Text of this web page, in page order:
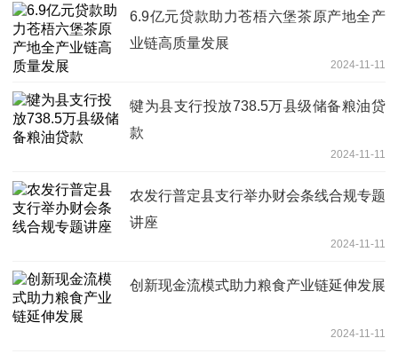
6.9亿元贷款助力苍梧六堡茶原产地全产
业链高质量发展
2024-11-11
犍为县支行投放738.5万县级储备粮油贷
款
2024-11-11
农发行普定县支行举办财会条线合规专题
讲座
2024-11-11
创新现金流模式助力粮食产业链延伸发展
2024-11-11